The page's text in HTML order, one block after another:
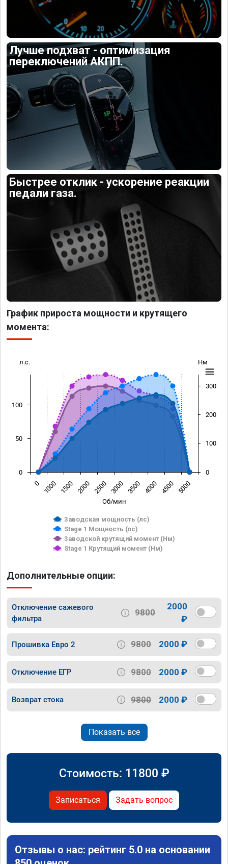
Лучше подхват - оптимизация
переключений АКПП.
Быстрее отклик - ускорение реакции
педали газа.
График прироста мощности и крутящего
момента:
Об/мин
л.с. Нм
Заводская мощность (лс)
Stage 1 Мощность (лс)
Заводской крутящий момент (Нм)
Stage 1 Крутящий момент (Нм)
0 1000 1500 2000 2500 3000 3500 4000 4500 5000
0
50
100
0
100
200
300
Дополнительные опции:
Отключение сажевого
фильтра
9800
2000
₽
Прошивка Евро 2 9800 2000 ₽
Отключение ЕГР 9800 2000 ₽
Возврат стока 9800 2000 ₽
Показать все
Стоимость: 11800 ₽
Записаться Задать вопрос
Отзывы о нас: рейтинг 5.0 на основании